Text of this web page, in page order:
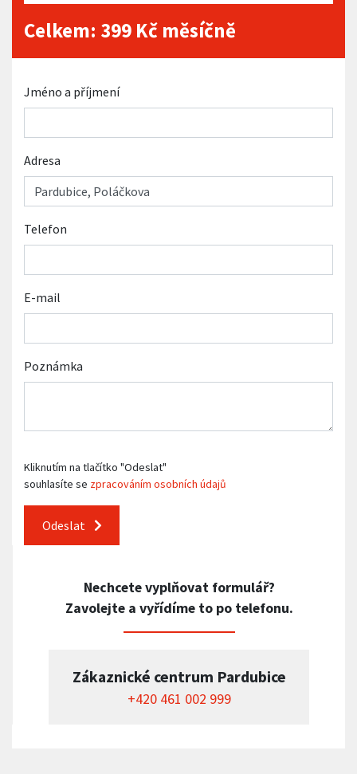
Celkem: 399 Kč měsíčně
Jméno a příjmení
Adresa
Telefon
E-mail
Poznámka
Kliknutím na tlačítko "Odeslat"
souhlasíte se zpracováním osobních údajů
Odeslat
Nechcete vyplňovat formulář?
Zavolejte a vyřídíme to po telefonu.
Zákaznické centrum Pardubice
+420 461 002 999